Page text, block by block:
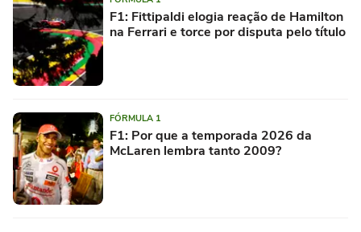
F1: Fittipaldi elogia reação de Hamilton
na Ferrari e torce por disputa pelo título
FÓRMULA 1
F1: Por que a temporada 2026 da
McLaren lembra tanto 2009?